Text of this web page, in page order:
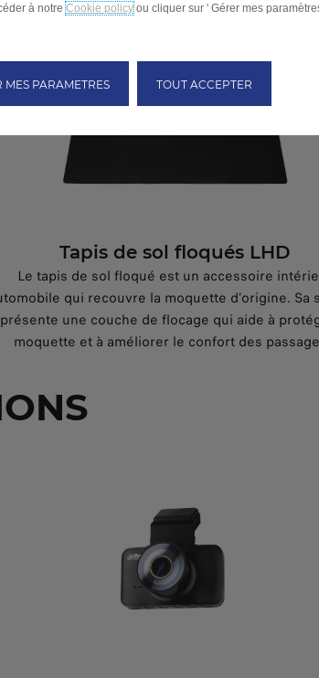
Tapis de sol floqués LHD
Le tapis de sol floqué est un accessoire
qui recouvre la moquette d’origine. Sa
présente une couche de flocage qui aide à
moquette et à améliorer le confort des
à notreCookie policyou cliquer sur ' Gérer mes
MES PARAMETRES TOUT ACCEPTER